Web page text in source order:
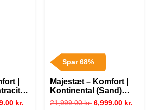
|
kr.
Spar 68%
Majestæt – Komfort |
Kontinental (Sand)
180×200 cm.
21,999.00kr. 6,999.00 kr.